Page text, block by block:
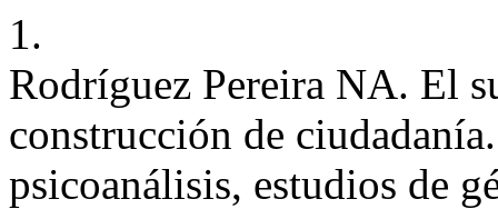
1.
Rodríguez Pereira NA. El
construcción de
psicoanálisis, estudios de